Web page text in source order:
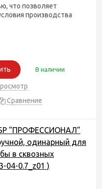
что позволяет
производства
В наличии
Сравнение
"ПРОФЕССИОНАЛ"
одинарный для
в сквозных
04-0.7_z01 )